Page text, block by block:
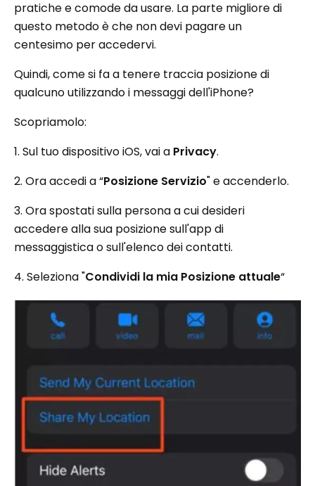
pratiche e comode da usare. La parte migliore di
questo metodo è che non devi pagare un
centesimo per accedervi.
Quindi, come si fa a tenere traccia posizione di
qualcuno utilizzando i messaggi dell'iPhone?
Scopriamolo:
1. Sul tuo dispositivo iOS, vai a Privacy.
2. Ora accedi a “Posizione Servizio" e accenderlo.
3. Ora spostati sulla persona a cui desideri
accedere alla sua posizione sull'app di
messaggistica o sull'elenco dei contatti.
4. Seleziona "Condividi la mia Posizione attuale“